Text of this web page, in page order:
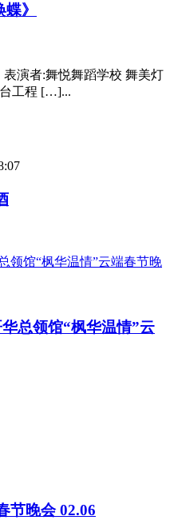
》
演者:舞悦舞蹈学校 舞美灯
工程 […]...
总领馆“枫华温情”云
节晚会 02.06